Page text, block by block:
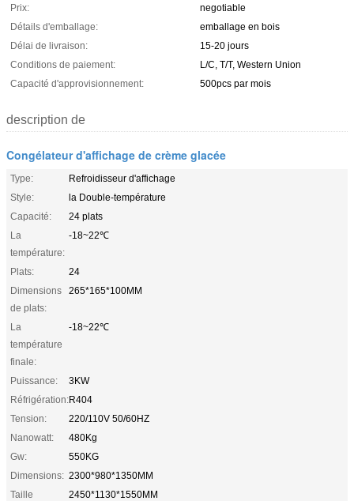
Prix:
negotiable
Détails d'emballage:
emballage en bois
Délai de livraison:
15-20 jours
Conditions de paiement:
L/C, T/T, Western Union
Capacité d'approvisionnement:
500pcs par mois
description de
Congélateur d'affichage de crème glacée
Type:
Refroidisseur d'affichage
Style:
la Double-température
Capacité:
24 plats
La
température:
-18~22℃
Plats:
24
Dimensions
de plats:
265*165*100MM
La
température
finale:
-18~22℃
Puissance:
3KW
Réfrigération:R404
Tension:
220/110V 50/60HZ
Nanowatt:
480Kg
Gw:
550KG
Dimensions: 2300*980*1350MM
Taille
2450*1130*1550MM